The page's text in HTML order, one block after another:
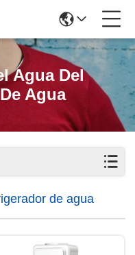
Agua Del
Agua
de agua